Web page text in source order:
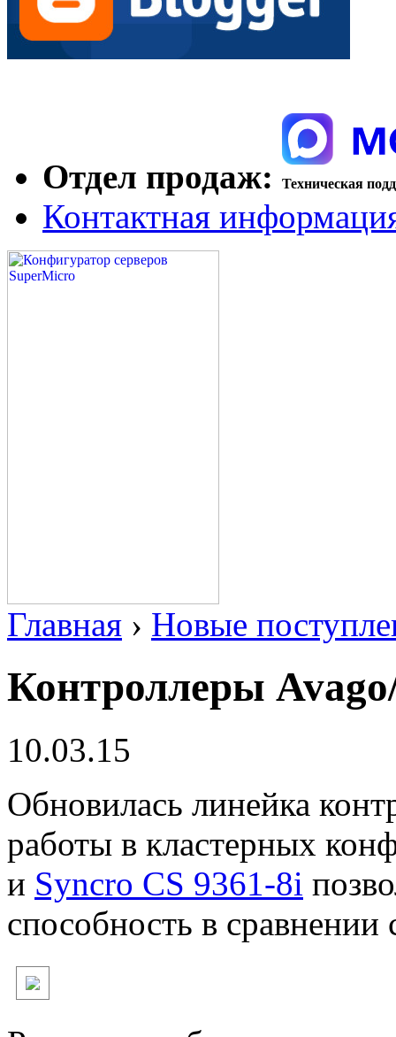
Отдел продаж: Техническая
Контактная
Главная › Новые
Контроллеры
10.03.15
Обновилась линейка
работы в кластерных
и Syncro CS 9361-8i
способность в